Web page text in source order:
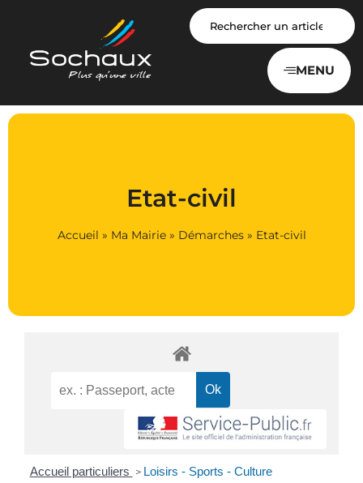
MENU
Etat-civil
Accueil » Ma Mairie» Démarches» Etat-civil
Accueil particuliers > Loisirs - Sports - Culture
Panneau de gestion des cookies